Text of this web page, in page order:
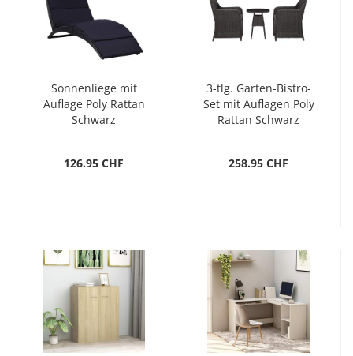
Sonnenliege mit
Auflage Poly Rattan
Schwarz
126.95 CHF
3-tlg. Garten-Bistro-
Set mit Auflagen Poly
Rattan Schwarz
258.95 CHF